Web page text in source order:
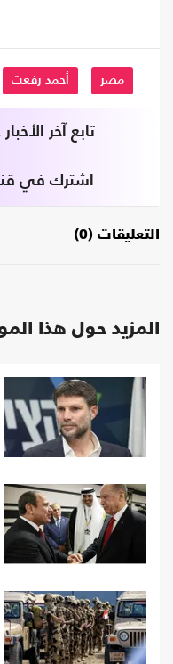
مصر أحمد رفعت
تابع آخر
اشترك في
التعليقات (0)
المزيد حول هذا